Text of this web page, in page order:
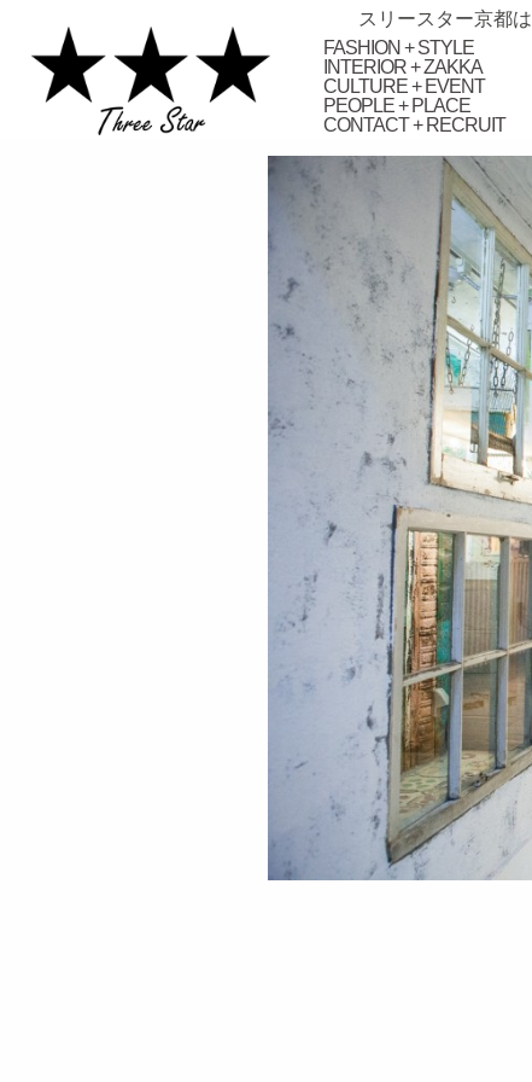
スリースター京都
FASHION + STYLE
INTERIOR + ZAKKA
CULTURE + EVENT
PEOPLE + PLACE
CONTACT + RECRUIT